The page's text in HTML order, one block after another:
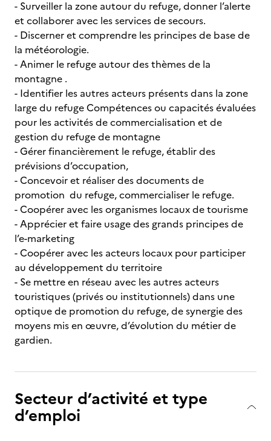
- Surveiller la zone autour du refuge, donner l’alerte
et collaborer avec les services de secours.
- Discerner et comprendre les principes de base de
la météorologie.
- Animer le refuge autour des thèmes de la
montagne .
- Identifier les autres acteurs présents dans la zone
large du refuge Compétences ou capacités évaluées
pour les activités de commercialisation et de
gestion du refuge de montagne
- Gérer financièrement le refuge, établir des
prévisions d’occupation,
- Concevoir et réaliser des documents de
promotion du refuge, commercialiser le refuge.
- Coopérer avec les organismes locaux de tourisme
- Apprécier et faire usage des grands principes de
l’e-marketing
- Coopérer avec les acteurs locaux pour participer
au développement du territoire
- Se mettre en réseau avec les autres acteurs
touristiques (privés ou institutionnels) dans une
optique de promotion du refuge, de synergie des
moyens mis en œuvre, d’évolution du métier de
gardien.
Secteur d’activité et type
d’emploi